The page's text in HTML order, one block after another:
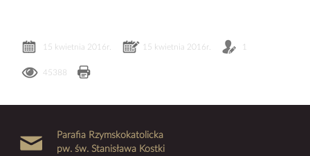
15 kwietnia 2016r. 15 kwietnia 2016r.
45388
Parafia Rzymskokatolicka
pw. św. Stanisława Kostki